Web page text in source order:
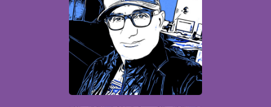
Paul
Producteur de contenus
numériques